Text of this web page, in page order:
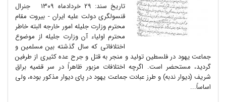
تاریخ سند: ۲۹ خردادماه ۱۳۰۹ جنرال
قنسولگری دولت علیه ایران - بیروت مقام
محترم وزارت جلیله امور خارجه البته خاطر
محترم اولیاء آن وزارت جلیله از موضوع
اختلافاتی که سال گذشته بین مسلمین و
جماعت یهود در فلسطین تولید و منجر به قتل و جرح عده کثیری از طرفین
گردید، مستحضر است. اگرچه اختلافات مزبور ظاهراً در سر قضیه براق
شریف (دیوار ندبه) و طرز عبادت جماعت یهود در پای دیوار مذکور بوده، ولی
اساساً...